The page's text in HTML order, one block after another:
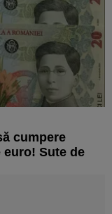
cumpere
euro! Sute de